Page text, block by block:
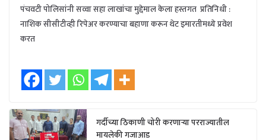
पंचवटी पोलिसांनी सव्वा सहा लाखांचा मुद्देमाल केला हस्तगत प्रतिनिधी :
नाशिक सीसीटीव्ही रिपेअर करण्याचा बहाणा करून थेट इमारतीमध्ये प्रवेश
करत
गर्दीच्या ठिकाणी चोरी करणाऱ्या परराज्यातील
मायलेकी गजाआड